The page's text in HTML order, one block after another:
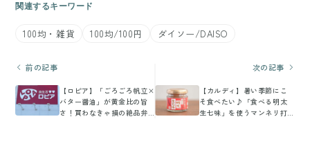
関連するキーワード
100均・雑貨 100均/100円 ダイソー/DAISO
前の記事
【ロピア】「ごろごろ帆立×
バター醤油」が黄金比の旨
さ！買わなきゃ損の絶品弁
次の記事
【カルディ】暑い季節にこ
そ食べたい♪「食べる明太
生七味」を使うマンネリ打